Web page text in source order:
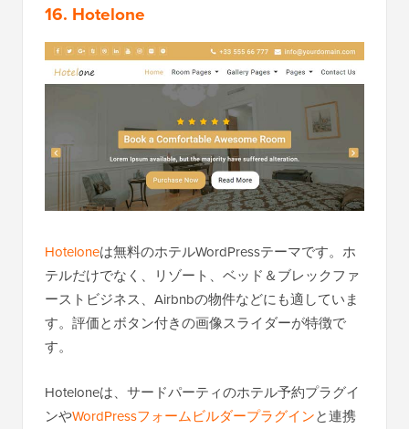
16. Hotelone
Hoteloneは無料のホテルWordPressテーマです。ホ
テルだけでなく、リゾート、ベッド＆ブレックファ
ーストビジネス、Airbnbの物件などにも適していま
す。評価とボタン付きの画像スライダーが特徴で
す。
Hoteloneは、サードパーティのホテル予約プラグイ
ンやWordPressフォームビルダープラグインと連携